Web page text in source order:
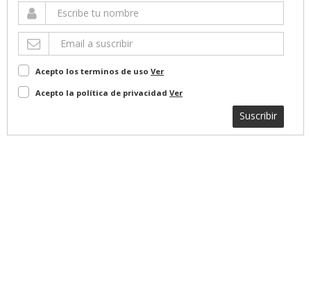
Acepto los terminos de uso Ver
Acepto la política de privacidad Ver
Suscribir